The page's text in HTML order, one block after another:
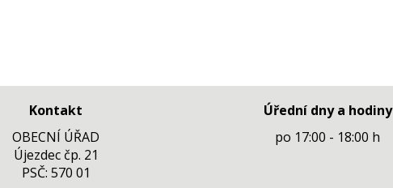
Kontakt
OBECNÍ ÚŘAD
Újezdec čp. 21
PSČ: 570 01
Úřední dny a hodiny
po 17:00 - 18:00 h